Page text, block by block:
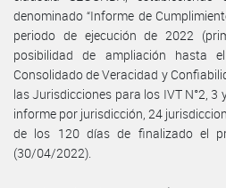
denominado “Informe de
periodo de ejecución de 2022
posibilidad de ampliación
Consolidado de Veracidad y
las Jurisdicciones para los IVT N°2, 3
informe por jurisdicción, 24
de los 120 días de finalizado el
(30/04/2022).